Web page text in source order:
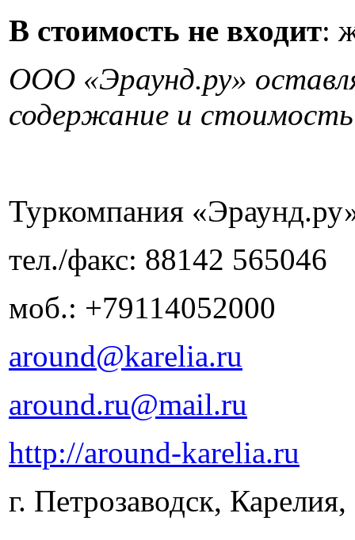
В стоимость не входит:
ООО «Эраунд.ру»
содержание и
Туркомпания
тел./факс: 88142 565046
моб.: +79114052000
around@karelia.ru
around.ru@mail.ru
http://around-karelia.ru
г. Петрозаводск,